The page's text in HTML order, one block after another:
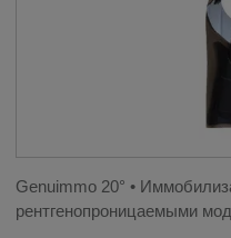
Genuimmo 20° •
рентгенопроницаемыми